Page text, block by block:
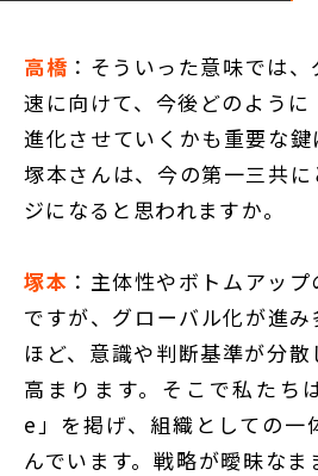
高橋 ：そういった意味では
速に向けて、今後どのように
進化させていくかも重要な鍵
塚本さんは、今の第一三共
ジになると思われますか。
塚本 ：主体性やボトムアッ
ですが、グローバル化が進
ほど、意識や判断基準が分
高まります。そこで私たち
e」を掲げ、組織としての一
んでいます。戦略が曖昧な